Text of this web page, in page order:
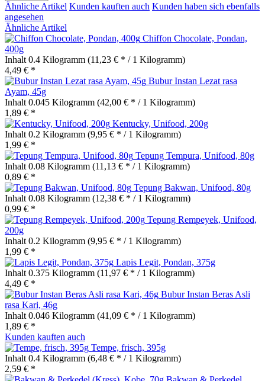
Ähnliche Artikel Kunden kauften auch Kunden haben sich ebenfalls
angesehen
Ähnliche Artikel
Chiffon Chocolate, Pondan,
400g
Inhalt 0.4 Kilogramm (11,23 € * / 1 Kilogramm)
4,49 € *
Bubur Instan Lezat rasa
Ayam, 45g
Inhalt 0.045 Kilogramm (42,00 € * / 1 Kilogramm)
1,89 € *
Kentucky, Unifood, 200g
Inhalt 0.2 Kilogramm (9,95 € * / 1 Kilogramm)
1,99 € *
Tepung Tempura, Unifood, 80g
Inhalt 0.08 Kilogramm (11,13 € * / 1 Kilogramm)
0,89 € *
Tepung Bakwan, Unifood, 80g
Inhalt 0.08 Kilogramm (12,38 € * / 1 Kilogramm)
0,99 € *
Tepung Rempeyek, Unifood,
200g
Inhalt 0.2 Kilogramm (9,95 € * / 1 Kilogramm)
1,99 € *
Lapis Legit, Pondan, 375g
Inhalt 0.375 Kilogramm (11,97 € * / 1 Kilogramm)
4,49 € *
Bubur Instan Beras Asli
rasa Kari, 46g
Inhalt 0.046 Kilogramm (41,09 € * / 1 Kilogramm)
1,89 € *
Kunden kauften auch
Tempe, frisch, 395g
Inhalt 0.4 Kilogramm (6,48 € * / 1 Kilogramm)
2,59 € *